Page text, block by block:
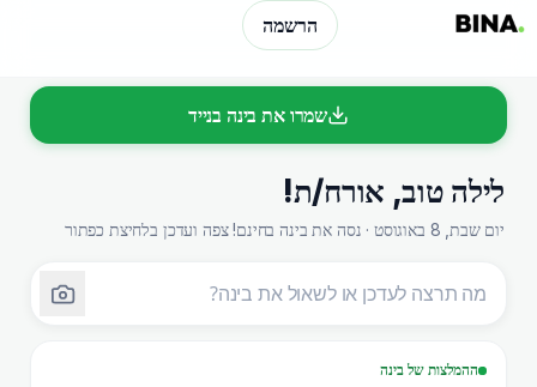
הרשמה
שמרו את בינה בנייד
לילה טוב, אורח/ת!
יום שבת, 8 באוגוסט · נסה את בינה בחינם! צפה ועדכן בלחיצת כפתור
ההמלצות של בינה